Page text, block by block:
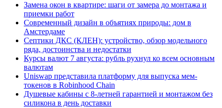
Замена окон в квартире: шаги от замера до монтажа и
приемки работ
Современный дизайн в объятиях природы: дом в
Амстердаме
Септики ДКС (КЛЕН): устройство, обзор модельного
ряда, достоинства и недостатки
Курсы валют 7 августа: рубль рухнул ко всем основным
валютам
Uniswap представила платформу для выпуска мем-
токенов в Robinhood Chain
Душевые кабины с 8‑летней гарантией и монтажом без
силикона в день доставки